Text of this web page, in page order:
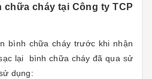
chữa cháy tại Công ty TCP
bình chữa cháy trước khi nhận
lại bình chữa cháy đã qua sử
dụng: